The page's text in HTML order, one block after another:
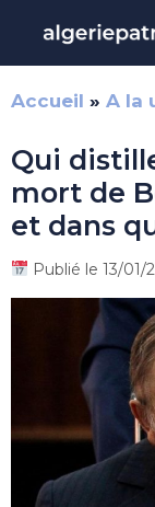
contenu
Accueil » A la
Qui
mort de
et dans
Publié le 13/01/